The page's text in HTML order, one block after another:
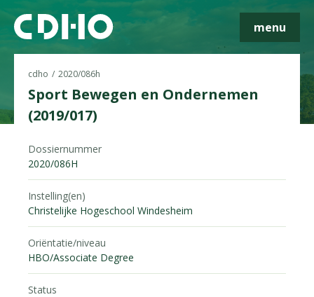
menu
cdho 2020/086h
Sport Bewegen en Ondernemen
(2019/017)
Dossiernummer
2020/086H
Instelling(en)
Christelijke Hogeschool Windesheim
Oriëntatie/niveau
HBO/Associate Degree
Status